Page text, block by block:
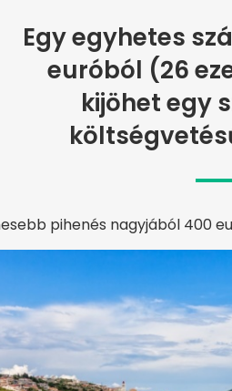
Egy egyhetes
euróból (26
kijöhet egy
pihenés nagyjából 400